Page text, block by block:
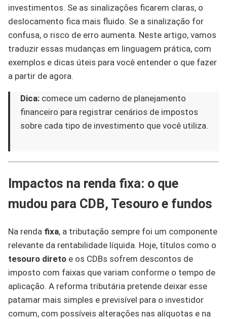
investimentos. Se as sinalizações ficarem claras, o
deslocamento fica mais fluido. Se a sinalização for
confusa, o risco de erro aumenta. Neste artigo, vamos
traduzir essas mudanças em linguagem prática, com
exemplos e dicas úteis para você entender o que fazer
a partir de agora.
Dica: comece um caderno de planejamento
financeiro para registrar cenários de impostos
sobre cada tipo de investimento que você utiliza.
Impactos na renda fixa: o que
mudou para CDB, Tesouro e fundos
Na renda fixa, a tributação sempre foi um componente
relevante da rentabilidade líquida. Hoje, títulos como o
tesouro direto e os CDBs sofrem descontos de
imposto com faixas que variam conforme o tempo de
aplicação. A reforma tributária pretende deixar esse
patamar mais simples e previsível para o investidor
comum, com possíveis alterações nas alíquotas e na